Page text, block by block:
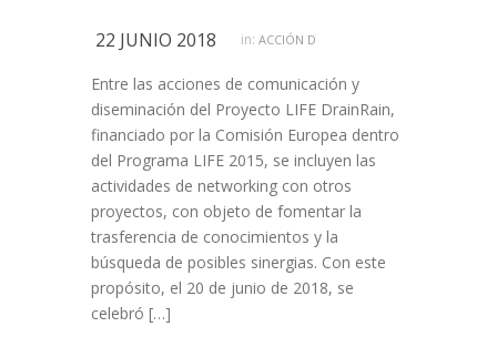
22 JUNIO 2018 in:ACCIÓN D
Entre las acciones de comunicación y
diseminación del Proyecto LIFE DrainRain,
financiado por la Comisión Europea dentro
del Programa LIFE 2015, se incluyen las
actividades de networking con otros
proyectos, con objeto de fomentar la
trasferencia de conocimientos y la
búsqueda de posibles sinergias. Con este
propósito, el 20 de junio de 2018, se
celebró […]